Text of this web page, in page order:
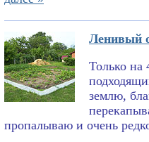
Ленивый
Только на
землю,
пропалываю и очень